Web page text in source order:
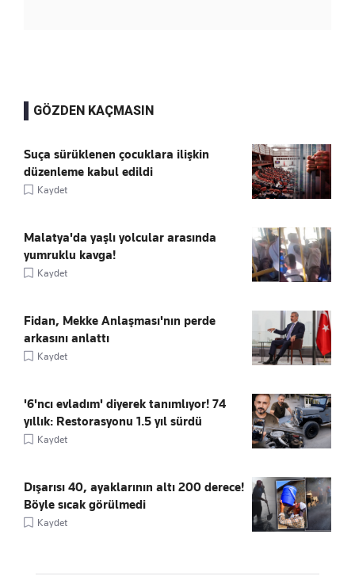
GÖZDEN KAÇMASIN
Suça sürüklenen çocuklara ilişkin
düzenleme kabul edildi
Kaydet
Malatya'da yaşlı yolcular arasında
yumruklu kavga!
Kaydet
Fidan, Mekke Anlaşması'nın perde
arkasını anlattı
Kaydet
'6'ncı evladım' diyerek tanımlıyor! 74
yıllık: Restorasyonu 1.5 yıl sürdü
Kaydet
Dışarısı 40, ayaklarının altı 200 derece!
Böyle sıcak görülmedi
Kaydet